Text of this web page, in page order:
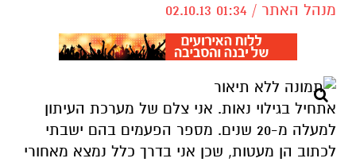
מנהל האתר / 01:34 02.10.13
אתחיל בגילוי נאות. אני צלם של מערכת העיתון
למעלה מ-20 שנים. מספר הפעמים בהם ישבתי
לכתוב הן מעטות, שכן אני בדרך כלל נמצא מאחורי